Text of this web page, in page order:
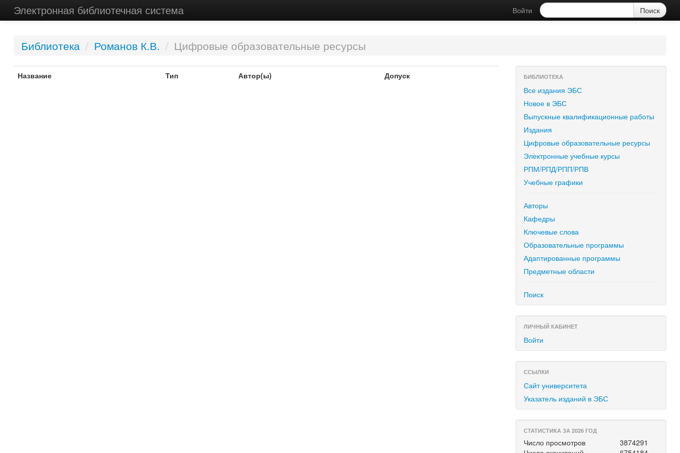
Электронная библиотечная система Войти
Библиотека / Романов К.В. / Цифровые образовательные ресурсы
Название Тип Автор(ы) Допуск БИБЛИОТЕКА
Все издания ЭБС
Новое в ЭБС
Выпускные квалификационные работы
Издания
Цифровые образовательные ресурсы
Электронные учебные курсы
РПМ/РПД/РПП/РПВ
Учебные графики
Авторы
Кафедры
Ключевые слова
Образовательные программы
Адаптированные программы
Предметные области
Поиск
ЛИЧНЫЙ КАБИНЕТ
Войти
ССЫЛКИ
Сайт университета
Указатель изданий в ЭБС
СТАТИСТИКА ЗА 2026 ГОД
Число просмотров
3874291